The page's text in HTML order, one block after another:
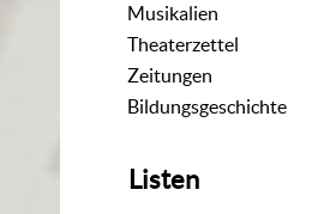
Musikalien
Theaterzettel
Zeitungen
Bildungsgeschichte
Listen